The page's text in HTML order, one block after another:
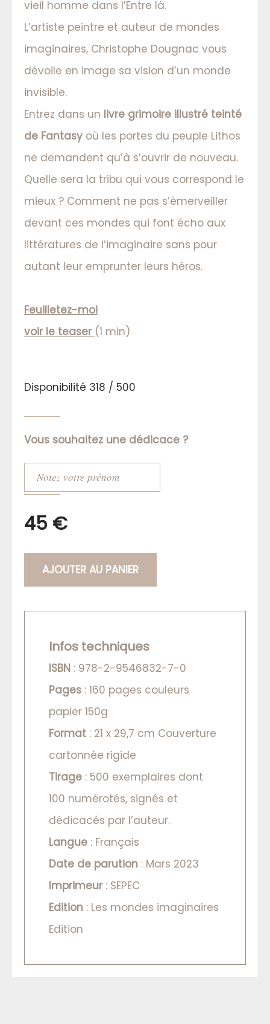
vieil homme dans l’Entre là.
L’artiste peintre et auteur de mondes
imaginaires, Christophe Dougnac vous
dévoile en image sa vision d’un monde
invisible.
Entrez dans un livre grimoire illustré teinté
de Fantasy où les portes du peuple Lithos
ne demandent qu’à s’ouvrir de nouveau.
Quelle sera la tribu qui vous correspond le
mieux ? Comment ne pas s’émerveiller
devant ces mondes qui font écho aux
littératures de l’imaginaire sans pour
autant leur emprunter leurs héros.
Feuilletez-moi
voir le teaser (1 min)
Disponibilité 318 / 500
Vous souhaitez une dédicace ?
45 €
AJOUTER AU PANIER
Infos techniques
ISBN : 978-2-9546832-7-0
Pages : 160 pages couleurs
papier 150g
Format : 21 x 29,7 cm Couverture
cartonnée rigide
Tirage : 500 exemplaires dont
100 numérotés, signés et
dédicacés par l’auteur.
Langue : Français
Date de parution : Mars 2023
Imprimeur : SEPEC
Edition : Les mondes imaginaires
Edition